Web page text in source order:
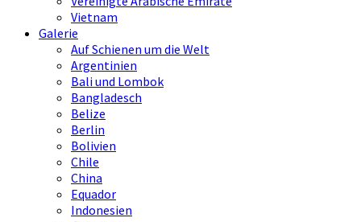
Vietnam
Galerie
Auf Schienen um die Welt
Argentinien
Bali und Lombok
Bangladesch
Belize
Berlin
Bolivien
Chile
China
Equador
Indonesien